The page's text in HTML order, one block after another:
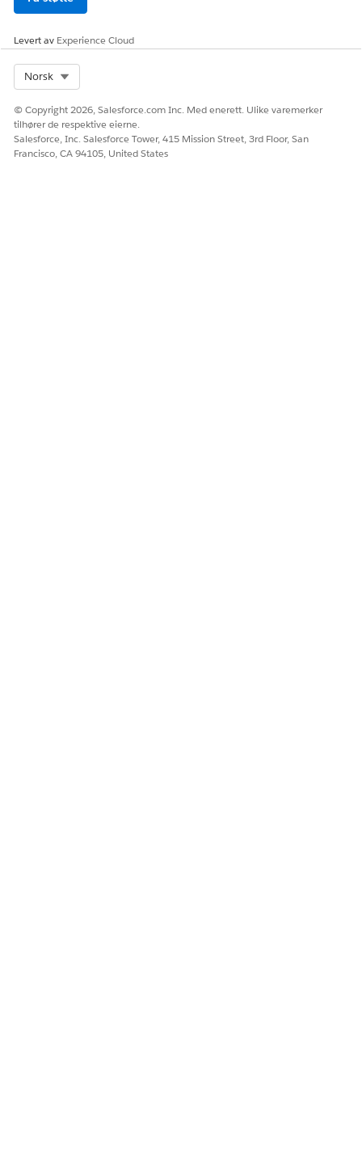
Levert av Experience Cloud
Norsk
© Copyright 2026, Salesforce.com Inc. Med enerett. Ulike varemerker
tilhører de respektive eierne.
Salesforce, Inc. Salesforce Tower, 415 Mission Street, 3rd Floor, San
Francisco, CA 94105, United States